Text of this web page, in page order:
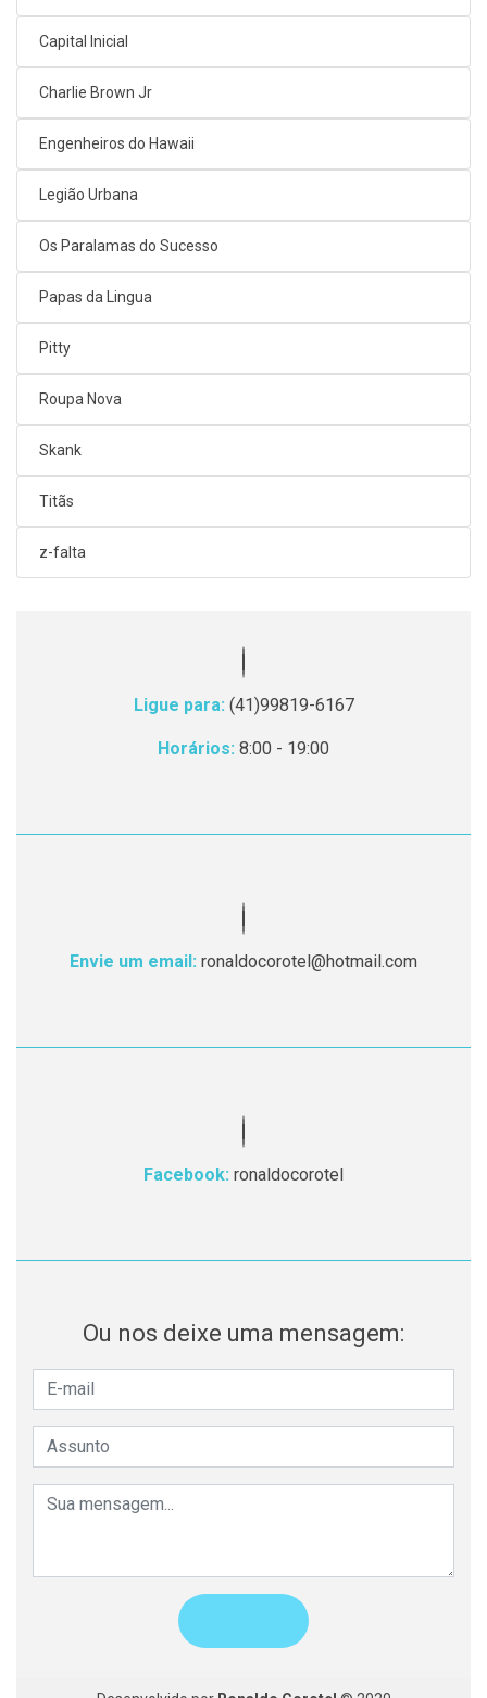
Capital Inicial
Charlie Brown Jr
Engenheiros do Hawaii
Legião Urbana
Os Paralamas do Sucesso
Papas da Lingua
Pitty
Roupa Nova
Skank
Titãs
z-falta
Ligue para: (41)99819-6167
Horários: 8:00 - 19:00
Envie um email: ronaldocorotel@hotmail.com
Facebook: ronaldocorotel
Ou nos deixe uma mensagem: